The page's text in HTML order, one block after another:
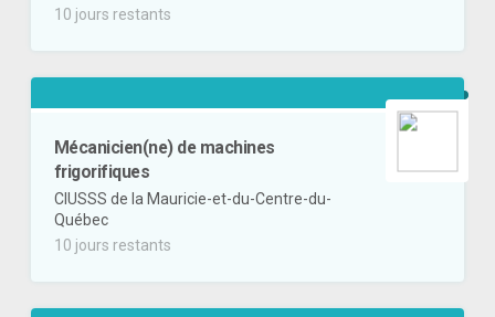
10 jours restants
Mécanicien(ne) de machines
frigorifiques
CIUSSS de la Mauricie-et-du-Centre-du-
Québec
10 jours restants